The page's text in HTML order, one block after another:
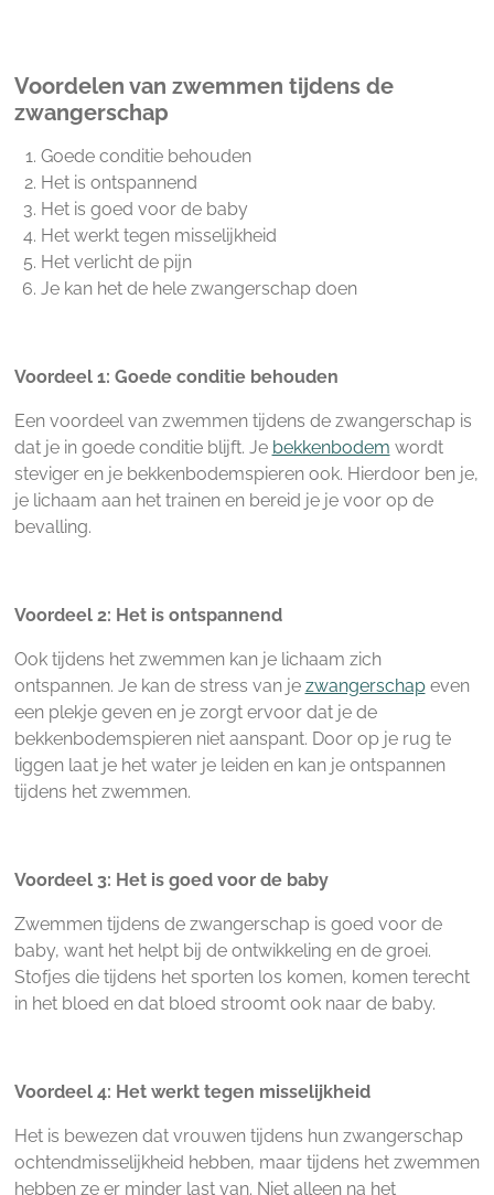
Voordelen van zwemmen tijdens de
zwangerschap
Goede conditie behouden
Het is ontspannend
Het is goed voor de baby
Het werkt tegen misselijkheid
Het verlicht de pijn
Je kan het de hele zwangerschap doen
Voordeel 1: Goede conditie behouden
Een voordeel van zwemmen tijdens de zwangerschap is
dat je in goede conditie blijft. Je bekkenbodem wordt
steviger en je bekkenbodemspieren ook. Hierdoor ben je,
je lichaam aan het trainen en bereid je je voor op de
bevalling.
Voordeel 2: Het is ontspannend
Ook tijdens het zwemmen kan je lichaam zich
ontspannen. Je kan de stress van je zwangerschapeven
een plekje geven en je zorgt ervoor dat je de
bekkenbodemspieren niet aanspant. Door op je rug te
liggen laat je het water je leiden en kan je ontspannen
tijdens het zwemmen.
Voordeel 3: Het is goed voor de baby
Zwemmen tijdens de zwangerschap is goed voor de
baby, want het helpt bij de ontwikkeling en de groei.
Stofjes die tijdens het sporten los komen, komen terecht
in het bloed en dat bloed stroomt ook naar de baby.
Voordeel 4: Het werkt tegen misselijkheid
Het is bewezen dat vrouwen tijdens hun zwangerschap
ochtendmisselijkheid hebben, maar tijdens het zwemmen
hebben ze er minder last van. Niet alleen na het